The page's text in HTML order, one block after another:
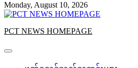
Monday, August 10, 2026
PCT NEWS HOMEPAGE